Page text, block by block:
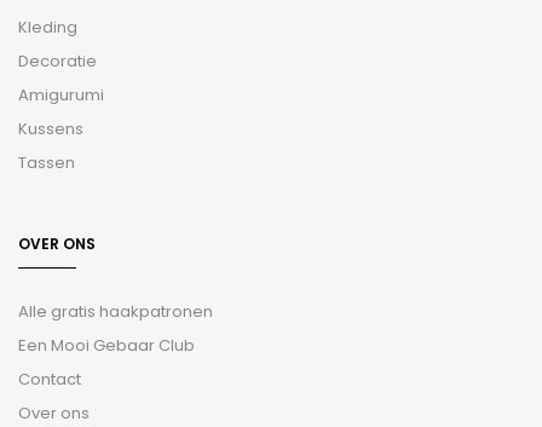
Kleding
Decoratie
Amigurumi
Kussens
Tassen
OVER ONS
Alle gratis haakpatronen
Een Mooi Gebaar Club
Contact
Over ons